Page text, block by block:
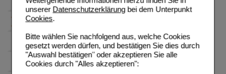
unserer Datenschutzerklärungbei dem Unterpunkt
Cookies.
Bitte wählen Sie nachfolgend aus, welche Cookies
gesetzt werden dürfen, und bestätigen Sie dies durch
"Auswahl bestätigen" oder akzeptieren Sie alle
Cookies durch "Alles akzeptieren":